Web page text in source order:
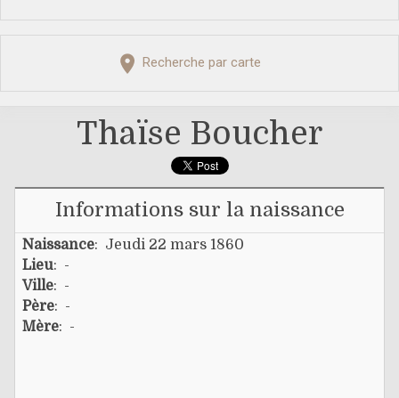
Recherche par carte
Thaïse Boucher
Informations sur la naissance
Naissance: Jeudi 22 mars 1860
Lieu: -
Ville: -
Père: -
Mère: -